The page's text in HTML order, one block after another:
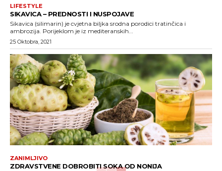
LIFESTYLE
SIKAVICA – PREDNOSTI I NUSPOJAVE
Sikavica (silimarin) je cvjetna biljka srodna porodici tratinčica i
ambrozija. Porijeklom je iz mediteranskih...
25 Oktobra, 2021
ZANIMLJIVO
ZDRAVSTVENE DOBROBITI SOKA OD NONIJA